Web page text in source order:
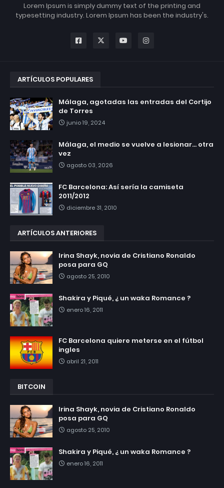
Lorem Ipsum is simply dummy text of the printing and
typesetting industry. Lorem Ipsum has been the industry's.
ARTÍCULOS POPULARES
Málaga, agotadas las entradas del Cortijo
de Torres
junio 19, 2024
Málaga, el medio se vuelve a lesionar... otra
vez
agosto 03, 2026
FC Barcelona: Así sería la camiseta
2011/2012
diciembre 31, 2010
ARTÍCULOS ANTERIORES
Irina Shayk, novia de Cristiano Ronaldo
posa para GQ
agosto 25, 2010
Shakira y Piqué, ¿ un waka Romance ?
enero 16, 2011
FC Barcelona quiere meterse en el fútbol
ingles
abril 21, 2011
BITCOIN
Irina Shayk, novia de Cristiano Ronaldo
posa para GQ
agosto 25, 2010
Shakira y Piqué, ¿ un waka Romance ?
enero 16, 2011